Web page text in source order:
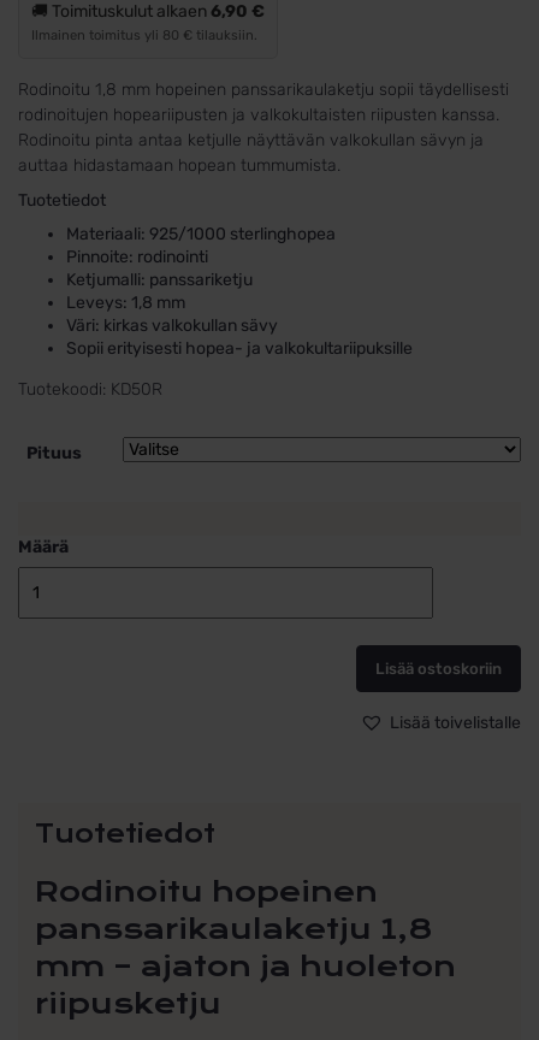
🚚 Toimituskulut alkaen6,90 €
Ilmainen toimitus yli 80 € tilauksiin.
Rodinoitu 1,8 mm hopeinen panssarikaulaketju sopii täydellisesti
rodinoitujen hopeariipusten ja valkokultaisten riipusten kanssa.
Rodinoitu pinta antaa ketjulle näyttävän valkokullan sävyn ja
auttaa hidastamaan hopean tummumista.
Tuotetiedot
Materiaali: 925/1000 sterlinghopea
Pinnoite: rodinointi
Ketjumalli: panssariketju
Leveys: 1,8 mm
Väri: kirkas valkokullan sävy
Sopii erityisesti hopea- ja valkokultariipuksille
Tuotekoodi: KD50R
Pituus
Määrä
1,8mm
määrä
Lisää ostoskoriin
Lisää toivelistalle
Tuotetiedot
Rodinoitu hopeinen
panssarikaulaketju 1,8
mm – ajaton ja huoleton
riipusketju